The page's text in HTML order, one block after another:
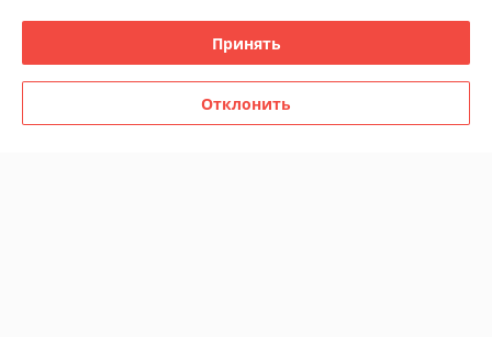
График работы
Принять
Отклонить